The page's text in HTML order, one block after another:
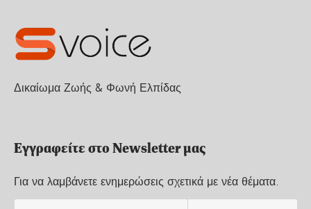
Δικαίωμα Ζωής & Φωνή Ελπίδας
Εγγραφείτε στο Newsletter μας
Για να λαμβάνετε ενημερώσεις σχετικά με νέα θέματα.